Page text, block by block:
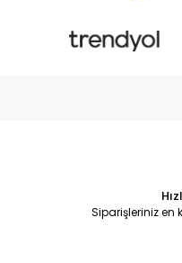
Siparişleriniz en